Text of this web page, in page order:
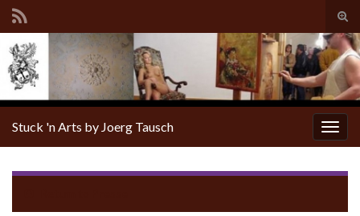
Stuck 'n Arts by Joerg Tausch